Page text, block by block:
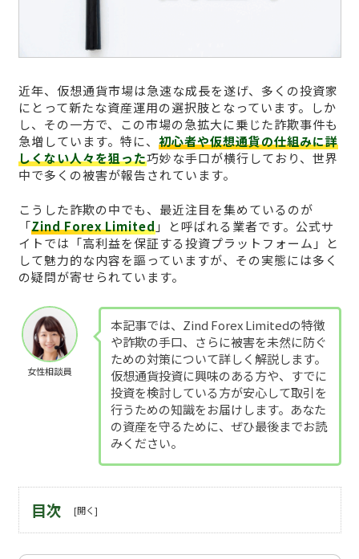
近年、仮想通貨市場は急速な成長を遂げ、多くの投資家
にとって新たな資産運用の選択肢となっています。しか
し、その一方で、この市場の急拡大に乗じた詐欺事件も
急増しています。特に、 初心者や仮想通貨の仕組みに詳
しくない人々を狙った巧妙な手口が横行しており、世界
中で多くの被害が報告されています。
こうした詐欺の中でも、最近注目を集めているのが
「Zind Forex Limited」と呼ばれる業者です。公式サ
イトでは「高利益を保証する投資プラットフォーム」と
して魅力的な内容を謳っていますが、その実態には多く
の疑問が寄せられています。
女性相談員
本記事では、Zind Forex Limitedの特徴
や詐欺の手口、さらに被害を未然に防ぐ
ための対策について詳しく解説します。
仮想通貨投資に興味のある方や、すでに
投資を検討している方が安心して取引を
行うための知識をお届けします。あなた
の資産を守るために、ぜひ最後までお読
みください。
目次